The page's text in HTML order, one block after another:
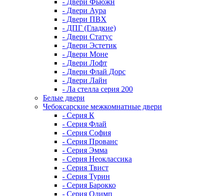
- Двери Фьюжн
- Двери Аура
- Двери ПВХ
- ДПГ (Гладкие)
- Двери Статус
- Двери Эстетик
- Двери Моне
- Двери Лофт
- Двери Флай Дорс
- Двери Лайн
- Ла стелла серия 200
Белые двери
Чебоксарские межкомнатные двери
- Серия К
- Серия Флай
- Серия София
- Серия Прованс
- Серия Эмма
- Серия Неоклассика
- Серия Твист
- Серия Турин
- Серия Барокко
- Серия Олимп